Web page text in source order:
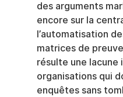
des arguments
encore sur la
l’automatisation
matrices de
résulte une
organisations qui
enquêtes sans